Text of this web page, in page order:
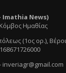
Ιmathia News)
Ημαθίας
(1ος ορ.),
inveriagr@gmail.com